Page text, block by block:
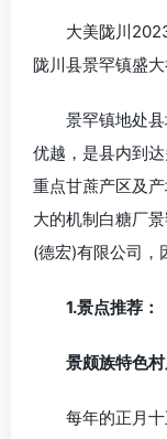
大美陇川2023
陇川县景罕镇盛大
景罕镇地处县
优越，是县内到
重点甘蔗产区及
大的机制白糖厂
(德宏)有限公司，
1.景点推荐：
景颇族特色
每年的正月十